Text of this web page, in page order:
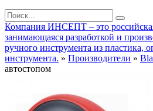
Компания ИНСЕПТ – это
занимающаяся разработкой и
ручного инструмента из пластика,
инструмента. » Производители »
автостопом